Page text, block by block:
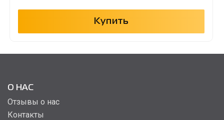
Купить
О НАС
Отзывы о нас
Контакты